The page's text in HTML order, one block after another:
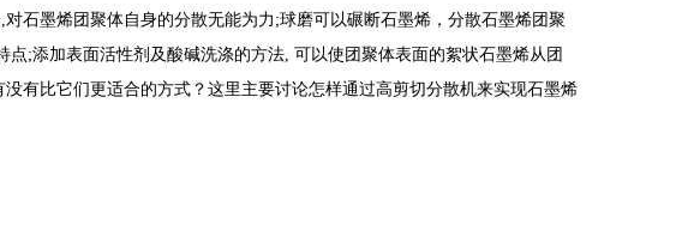
石墨烯团聚体自身的分散无能为力;球磨可以碾断石墨烯，分散石墨烯团聚
;添加表面活性剂及酸碱洗涤的方法, 可以使团聚体表面的絮状石墨烯从团
有比它们更适合的方式？这里主要讨论怎样通过高剪切分散机来实现石墨烯